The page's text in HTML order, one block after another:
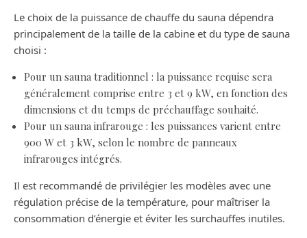
Le choix de la puissance de chauffe du sauna dépendra
principalement de la taille de la cabine et du type de sauna
choisi :
Pour un sauna traditionnel : la puissance requise sera
généralement comprise entre 3 et 9 kW, en fonction des
dimensions et du temps de préchauffage souhaité.
Pour un sauna infrarouge : les puissances varient entre
900 W et 3 kW, selon le nombre de panneaux
infrarouges intégrés.
Il est recommandé de privilégier les modèles avec une
régulation précise de la température, pour maîtriser la
consommation d’énergie et éviter les surchauffes inutiles.